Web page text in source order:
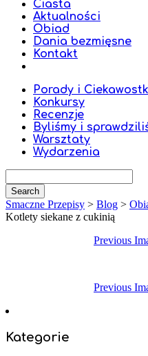
Ciasta
Aktualności
Obiad
Dania bezmięsne
Kontakt
Porady i
Konkursy
Recenzje
Byliśmy i
Warsztaty
Wydarzenia
Smaczne Przepisy > Blog >
Kotlety siekane z cukinią
Previous
Previous
Kategorie